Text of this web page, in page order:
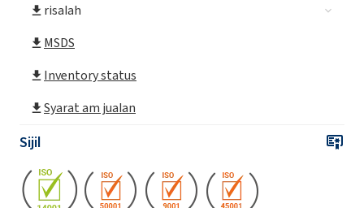
risalah
MSDS
Inventory status
Syarat am jualan
Sijil
ROKAfenol N4 (Nonylphenol ethoxylated)
ROKAfenol N40/70 (Nonylphenol
ethoxylated)